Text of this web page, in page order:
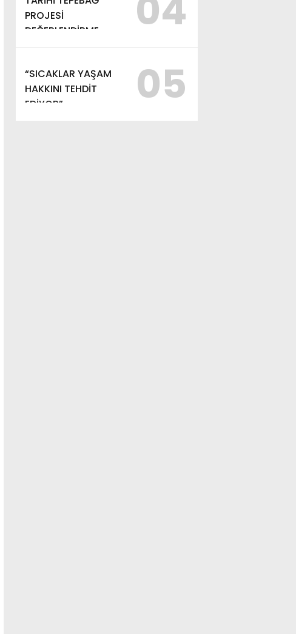
PROJESİ
DEĞERLENDİRME
04
“SICAKLAR YAŞAM
HAKKINI TEHDİT
EDİYOR”
05